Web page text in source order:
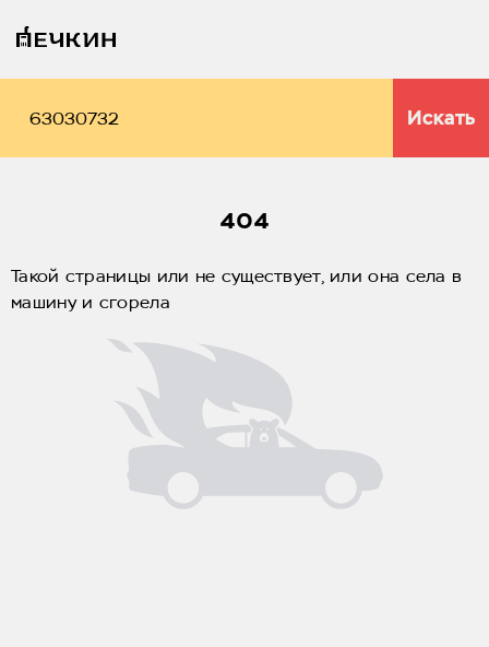
Искать
404
Такой страницы или не существует, или она села в
машину и сгорела